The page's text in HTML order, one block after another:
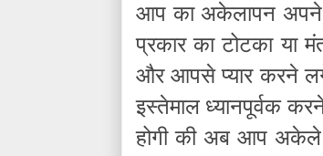
आप का अकेलापन अपने
प्रकार का टोटका या
और आपसे प्यार करने
इस्तेमाल ध्यानपूर्वक
होगी की अब आप